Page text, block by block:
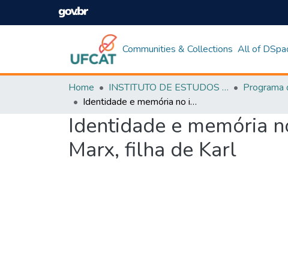
Communities & Collections All of
Home INSTITUTO DE ESTUDOS DA LINGUAGEM
Identidade e memória no imbricamento histórico-literário de Eleanor Marx, filha de Karl
Identidade e memória
Marx, filha de Karl